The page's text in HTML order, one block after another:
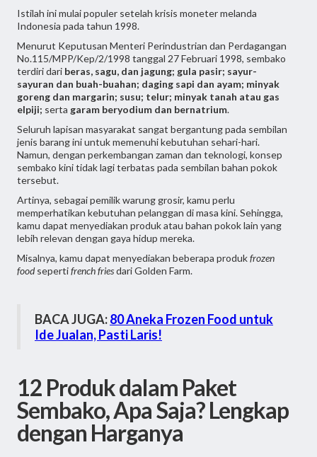
Istilah ini mulai populer setelah krisis moneter melanda
Indonesia pada tahun 1998.
Menurut Keputusan Menteri Perindustrian dan Perdagangan
No.115/MPP/Kep/2/1998 tanggal 27 Februari 1998, sembako
terdiri dari beras, sagu, dan jagung; gula pasir; sayur-
sayuran dan buah-buahan; daging sapi dan ayam; minyak
goreng dan margarin; susu; telur; minyak tanah atau gas
elpiji; serta garam beryodium dan bernatrium.
Seluruh lapisan masyarakat sangat bergantung pada sembilan
jenis barang ini untuk memenuhi kebutuhan sehari-hari.
Namun, dengan perkembangan zaman dan teknologi, konsep
sembako kini tidak lagi terbatas pada sembilan bahan pokok
tersebut.
Artinya, sebagai pemilik warung grosir, kamu perlu
memperhatikan kebutuhan pelanggan di masa kini. Sehingga,
kamu dapat menyediakan produk atau bahan pokok lain yang
lebih relevan dengan gaya hidup mereka.
Misalnya, kamu dapat menyediakan beberapa produkfrozen
foodsepertifrench friesdari Golden Farm.
BACA JUGA:80 Aneka Frozen Food untuk
Ide Jualan, Pasti Laris!
12 Produk dalam Paket
Sembako, Apa Saja? Lengkap
dengan Harganya